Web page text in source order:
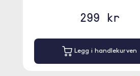
299 kr
Legg i handlekurven